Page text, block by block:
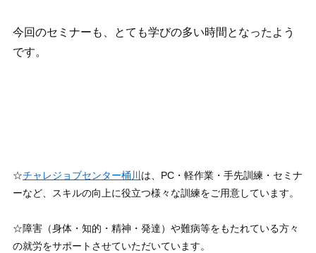
今回のセミナーも、とても学びの多い時間となったよう
です。
☆チャレジョブセンター桶川 は、PC・軽作業・手先訓練・セミナ
ーなど、スキルの向上に役立つ様々な訓練をご用意しています。
☆障害（身体・知的・精神・発達）や難病等をもたれている方々
の就労をサポートさせていただいています。